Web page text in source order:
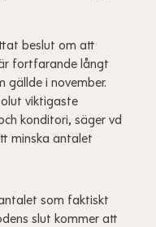
beslut om att
fortfarande långt
gällde i november.
viktigaste
konditori, säger vd
minska antalet
som faktiskt
slut kommer att